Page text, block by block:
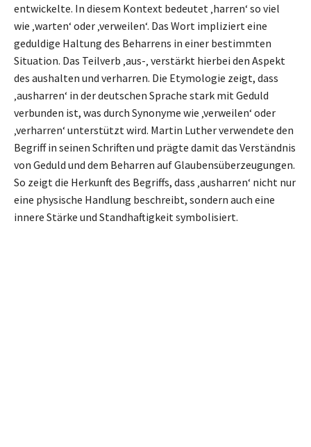
entwickelte. In diesem Kontext bedeutet ‚harren‘ so viel
wie ‚warten‘ oder ‚verweilen‘. Das Wort impliziert eine
geduldige Haltung des Beharrens in einer bestimmten
Situation. Das Teilverb ‚aus-‚ verstärkt hierbei den Aspekt
des aushalten und verharren. Die Etymologie zeigt, dass
‚ausharren‘ in der deutschen Sprache stark mit Geduld
verbunden ist, was durch Synonyme wie ‚verweilen‘ oder
‚verharren‘ unterstützt wird. Martin Luther verwendete den
Begriff in seinen Schriften und prägte damit das Verständnis
von Geduld und dem Beharren auf Glaubensüberzeugungen.
So zeigt die Herkunft des Begriffs, dass ‚ausharren‘ nicht nur
eine physische Handlung beschreibt, sondern auch eine
innere Stärke und Standhaftigkeit symbolisiert.